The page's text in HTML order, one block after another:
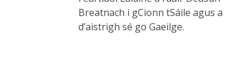
Breatnach i gCionn tSáile agus a
d’aistrigh sé go Gaeilge.